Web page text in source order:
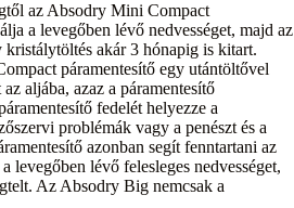
az Absodry Mini Compact
a levegőben lévő nedvességet, majd az
akár 3 hónapig is kitart.
páramentesítő egy utántöltővel
aljába, azaz a páramentesítő
fedelét helyezze a
problémák vagy a penészt és a
azonban segít fenntartani az
lévő felesleges nedvességet,
Az Absodry Big nemcsak a